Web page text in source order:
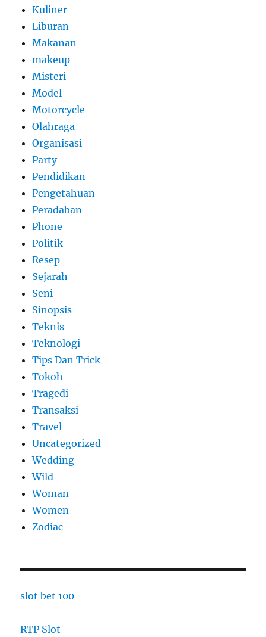
Kuliner
Liburan
Makanan
makeup
Misteri
Model
Motorcycle
Olahraga
Organisasi
Party
Pendidikan
Pengetahuan
Peradaban
Phone
Politik
Resep
Sejarah
Seni
Sinopsis
Teknis
Teknologi
Tips Dan Trick
Tokoh
Tragedi
Transaksi
Travel
Uncategorized
Wedding
Wild
Woman
Women
Zodiac
slot bet 100
RTP Slot